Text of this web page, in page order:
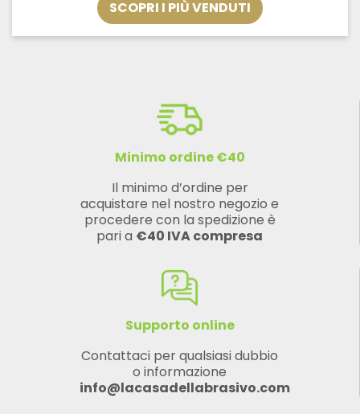
a
€33,32
SCOPRI I PIÙ VENDUTI
Minimo ordine €40
Il minimo d’ordine per
acquistare nel nostro negozio e
procedere con la spedizione è
pari a €40 IVA compresa
Supporto online
Contattaci per qualsiasi dubbio
o informazione
info@lacasadellabrasivo.com